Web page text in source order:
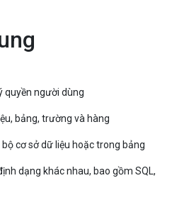
quyền người dùng
bảng, trường và hàng
cơ sở dữ liệu hoặc trong bảng
dạng khác nhau, bao gồm SQL,